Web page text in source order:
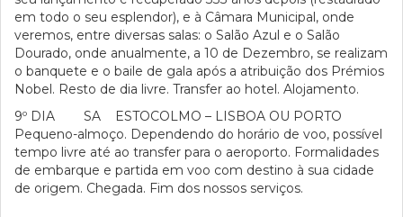
em todo o seu esplendor), e à Câmara Municipal, onde
veremos, entre diversas salas: o Salão Azul e o Salão
Dourado, onde anualmente, a 10 de Dezembro, se realizam
o banquete e o baile de gala após a atribuição dos Prémios
Nobel. Resto de dia livre. Transfer ao hotel. Alojamento.
9º DIA SA ESTOCOLMO – LISBOA OU PORTO
Pequeno-almoço. Dependendo do horário de voo, possível
tempo livre até ao transfer para o aeroporto. Formalidades
de embarque e partida em voo com destino à sua cidade
de origem. Chegada. Fim dos nossos serviços.